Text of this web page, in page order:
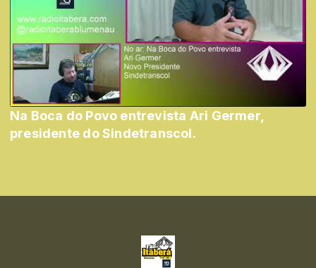
Na Boca do Povo entrevista Ari Germer,
presidente do Sindetranscol.